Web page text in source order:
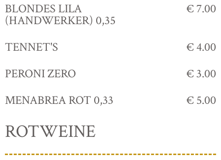
BLONDES LILA
(HANDWERKER) 0,35
€ 7.00
TENNET'S
€ 4.00
PERONI ZERO
€ 3.00
MENABREA ROT 0,33
€ 5.00
ROTWEINE